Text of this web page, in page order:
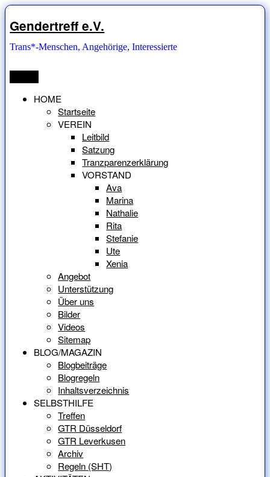
Zum
Inhalt
springen
Gendertreff e.V.
Trans*-Menschen, Angehörige, Interessierte
HOME
Startseite
VEREIN
Leitbild
Satzung
Tranzparenzerklärung
VORSTAND
Ava
Marina
Nathalie
Rita
Stefanie
Ute
Xenia
Angebot
Unterstützung
Über uns
Bilder
Videos
Sitemap
BLOG/MAGAZIN
Blogbeiträge
Blogregeln
Inhaltsverzeichnis
SELBSTHILFE
Treffen
GTR Düsseldorf
GTR Leverkusen
Archiv
Regeln (SHT)